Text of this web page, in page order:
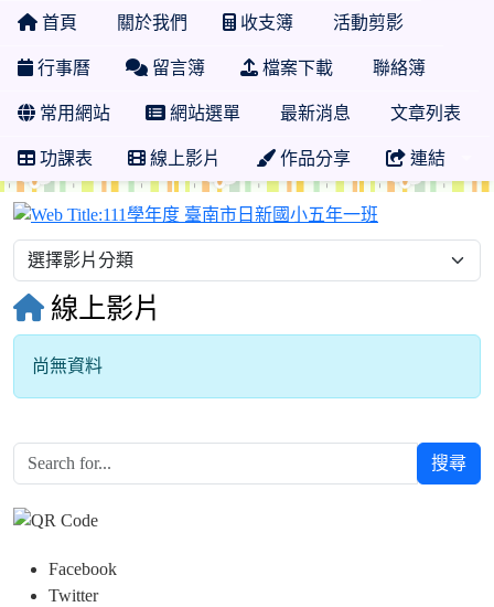
首頁 關於我們 收支簿 活動剪影
行事曆 留言簿 檔案下載 聯絡簿
常用網站 網站選單 最新消息 文章列表
功課表 線上影片 作品分享 連結
線上影片
尚無資料
搜尋
Facebook
Twitter